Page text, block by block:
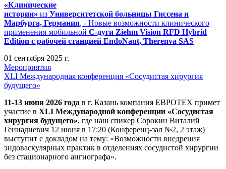
«Клинические
истории» из Университетской больницы Гиссена и
Марбурга, Германия, - Новые возможности клинического
применения мобильной С-дуги Ziehm Vision RFD Hybrid
Edition с рабочей станцией EndoNaut, Therenva SAS
01 сентября 2025 г.
Мероприятия
XLI Международная конференция «Сосудистая хирургия
будущего»
11-13 июня 2026 года в г. Казань компания ЕВРОТЕХ примет
участие в XLI Международной конференции «Сосудистая
хирургия будущего», где наш спикер Сорокин Виталий
Геннадиевич 12 июня в 17:20 (Конференц-зал №2, 2 этаж)
выступит с докладом на тему: «Возможности внедрения
эндоваскулярных практик в отделениях сосудистой хирургии
без стационарного ангиографа».